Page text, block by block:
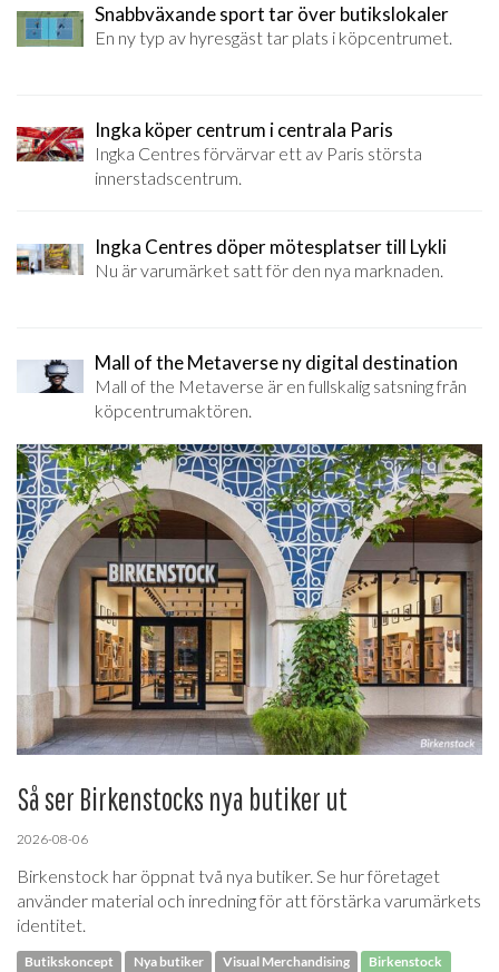
Snabbväxande sport tar över butikslokaler
En ny typ av hyresgäst tar plats i köpcentrumet.
Ingka köper centrum i centrala Paris
Ingka Centres förvärvar ett av Paris största
innerstadscentrum.
Ingka Centres döper mötesplatser till Lykli
Nu är varumärket satt för den nya marknaden.
Mall of the Metaverse ny digital destination
Mall of the Metaverse är en fullskalig satsning från
köpcentrumaktören.
Så ser Birkenstocks nya butiker ut
2026-08-06
Birkenstock har öppnat två nya butiker. Se hur företaget
använder material och inredning för att förstärka varumärkets
identitet.
Butikskoncept Nya butiker Visual Merchandising Birkenstock